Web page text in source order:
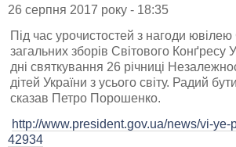
26 серпня 2017 року - 18:35
Під час урочистостей з нагоди
загальних зборів Світового
дні святкування 26 річниці
дітей України з усього світу. Радий
сказав Петро Порошенко.
http://www.president.gov.ua/news/vi-
42934